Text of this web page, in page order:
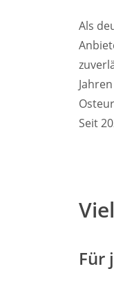
Als
Seit
Für